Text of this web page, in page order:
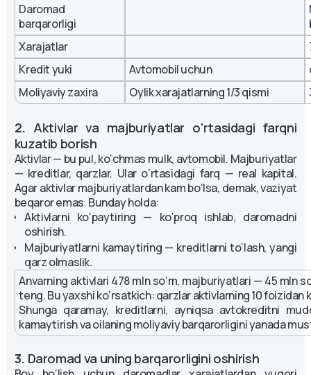
Daromad
barqarorligi
Xarajatlar
Kredit yuki
Avtomobil uchun
Moliyaviy zaxira
Oylik xarajatlarning 1/3 qismi
2. Aktivlar va majburiyatlar o‘rtasidagi farqni
kuzatib borish
Aktivlar — bu pul, ko‘chmas mulk, avtomobil. Majburiyatlar
— kreditlar, qarzlar. Ular o‘rtasidagi farq — real kapital.
Agar aktivlar majburiyatlardan kam bo‘lsa, demak, vaziyat
beqaror emas. Bunday holda:
Aktivlarni ko‘paytiring — ko‘proq ishlab, daromadni
oshirish.
Majburiyatlarni kamaytiring — kreditlarni to‘lash, yangi
qarz olmaslik.
Anvarning aktivlari 478 mln so‘m, majburiyatlari — 45 mln
teng. Bu yaxshi ko‘rsatkich: qarzlar aktivlarning 10 foizidan
Shunga qaramay, kreditlarni, ayniqsa avtokreditni
kamaytirish va oilaning moliyaviy barqarorligini yanada
3. Daromad va uning barqarorligini oshirish